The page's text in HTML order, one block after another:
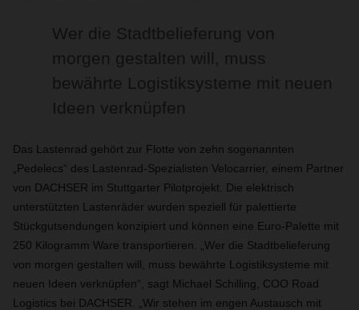
Wer die Stadtbelieferung von
morgen gestalten will, muss
bewährte Logistiksysteme mit neuen
Ideen verknüpfen
Das Lastenrad gehört zur Flotte von zehn sogenannten
„Pedelecs“ des Lastenrad-Spezialisten Velocarrier, einem Partner
von DACHSER im Stuttgarter Pilotprojekt. Die elektrisch
unterstützten Lastenräder wurden speziell für palettierte
Stückgutsendungen konzipiert und können eine Euro-Palette mit
250 Kilogramm Ware transportieren. „Wer die Stadtbelieferung
von morgen gestalten will, muss bewährte Logistiksysteme mit
neuen Ideen verknüpfen“, sagt Michael Schilling, COO Road
Logistics bei DACHSER. „Wir stehen im engen Austausch mit